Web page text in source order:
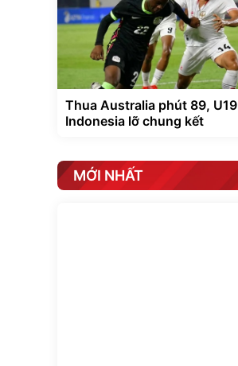
Thua Australia phút 89, U19
Indonesia lỡ chung kết
MỚI NHẤT